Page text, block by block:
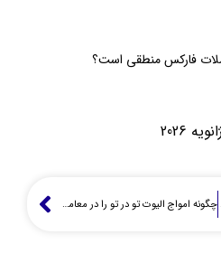
فارکس منطقی است؟
چگونه امواج الیوت تو در تو را در معاملات تشخیص دهیم؟